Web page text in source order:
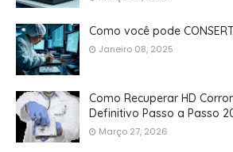
Como você pode
Janeiro 08, 2025
Como Recuperar HD
Definitivo Passo a Passo
Março 27, 2026